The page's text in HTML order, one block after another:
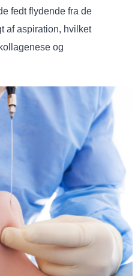
fedt flydende fra de
af aspiration, hvilket
og